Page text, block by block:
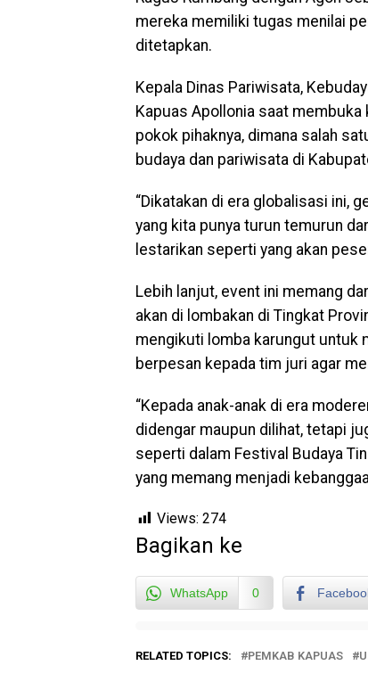
mereka memiliki tugas menilai
ditetapkan.
Kepala Dinas Pariwisata,
Kapuas Apollonia saat
pokok pihaknya, dimana salah
budaya dan pariwisata di
“Dikatakan di era globalisasi ini,
yang kita punya turun temurun
lestarikan seperti yang akan
Lebih lanjut, event ini memang
akan di lombakan di Tingkat
mengikuti lomba karungut untuk
berpesan kepada tim juri agar
“Kepada anak-anak di era
didengar maupun dilihat, tetapi
seperti dalam Festival Budaya
yang memang menjadi
Views: 274
Bagikan ke
WhatsApp 0
RELATED TOPICS: PEMKAB KAPUAS